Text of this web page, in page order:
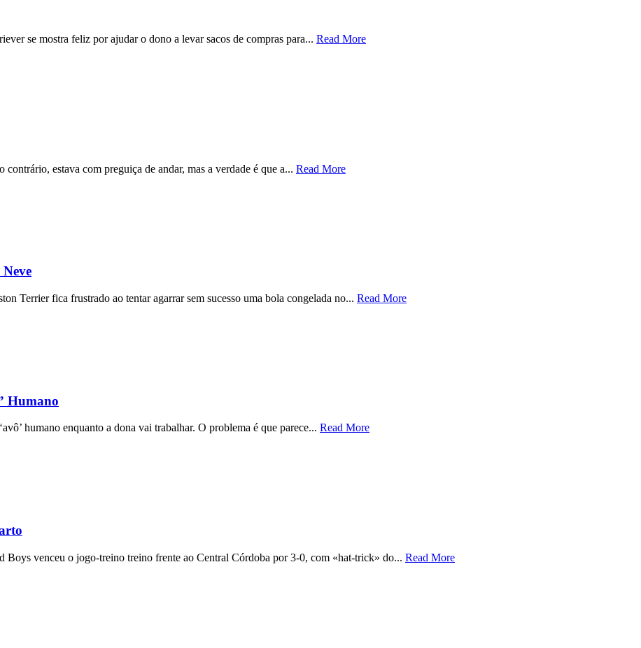
se mostra feliz por ajudar o dono a levar sacos de compras para... Read More
estava com preguiça de andar, mas a verdade é que a... Read More
Terrier fica frustrado ao tentar agarrar sem sucesso uma bola congelada no... Read More
Humano
humano enquanto a dona vai trabalhar. O problema é que parece... Read More
venceu o jogo-treino treino frente ao Central Córdoba por 3-0, com «hat-trick» do... Read More